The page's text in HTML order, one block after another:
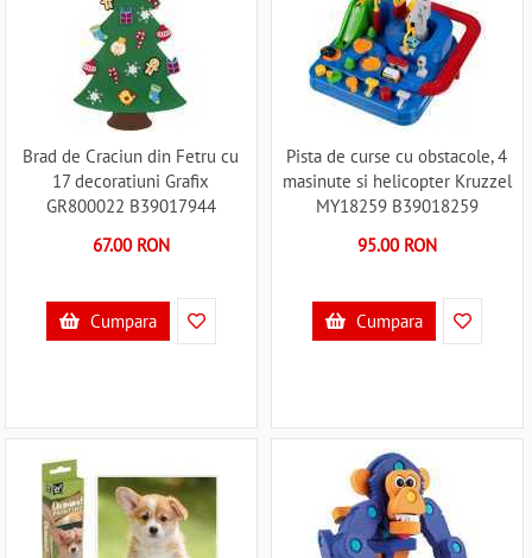
Brad de Craciun din Fetru cu
17 decoratiuni Grafix
GR800022 B39017944
67.00 RON
Cumpara
Pista de curse cu obstacole, 4
masinute si helicopter Kruzzel
MY18259 B39018259
95.00 RON
Cumpara